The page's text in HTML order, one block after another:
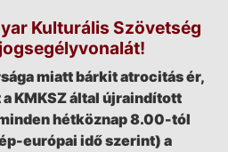
Kulturális Szövetség
miatt bárkit atrocitás ér,
KMKSZ által újraindított
hétköznap 8.00-tól
európai idő szerint) a